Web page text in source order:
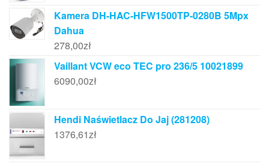
Kamera DH-HAC-HFW1500TP-0280B 5Mpx
Dahua
278,00zł
Vaillant VCW eco TEC pro 236/5 10021899
6090,00zł
Hendi Naświetlacz Do Jaj (281208)
1376,61zł